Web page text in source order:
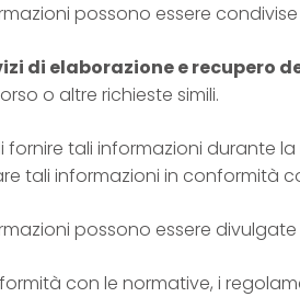
possono essere
di elaborazione e recupero
o altre richieste simili.
fornire tali informazioni durante
tali informazioni in conformità
possono essere
con le normative, i